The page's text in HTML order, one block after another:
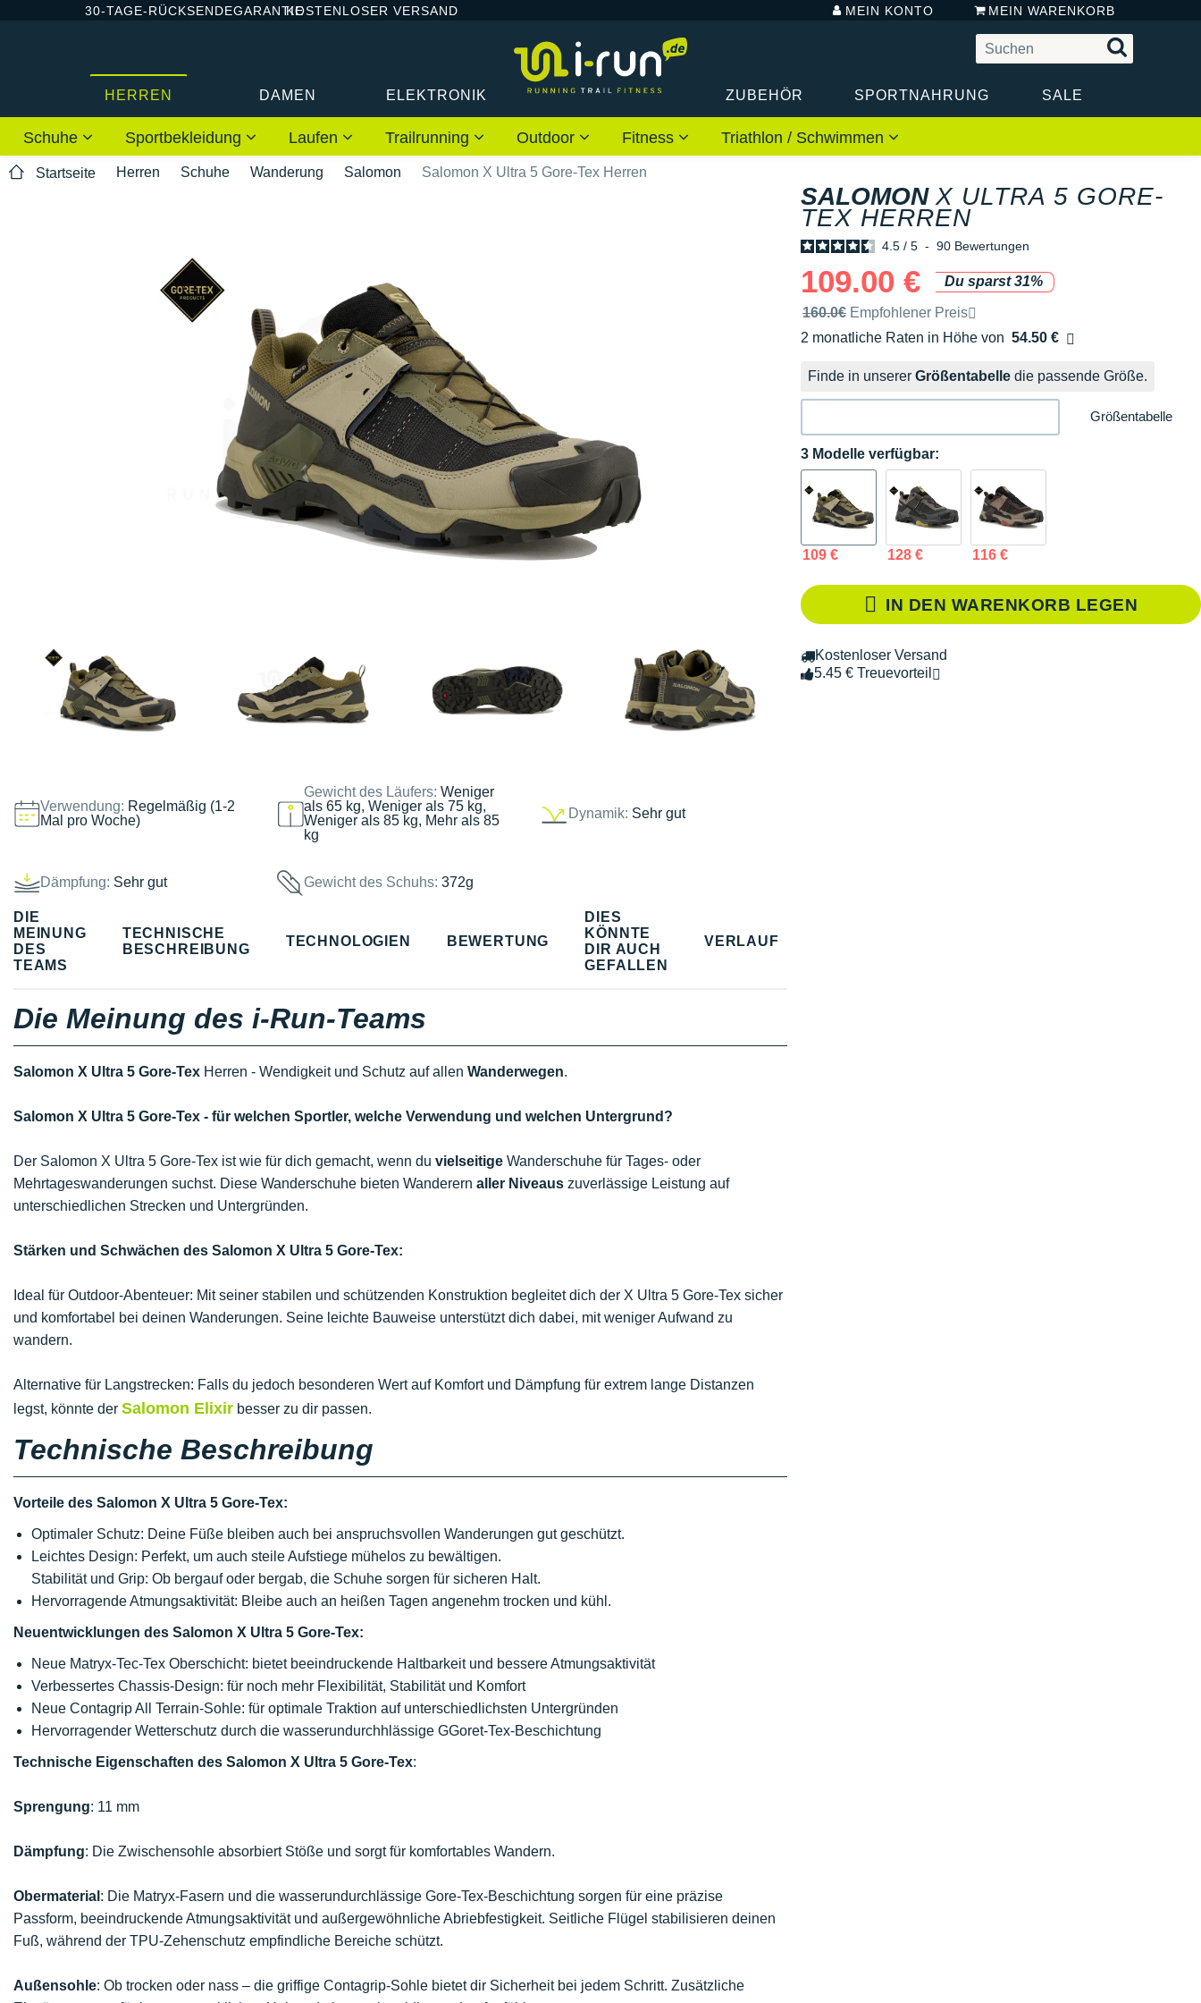
30-TAGE-RÜCKSENDEGARANTIEKOSTENLOSER VERSAND MEIN KONTO MEIN WARENKORB
HERREN DAMEN ELEKTRONIK ZUBEHÖR SPORTNAHRUNG SALE
Schuhe Sportbekleidung Laufen Trailrunning Outdoor Fitness Triathlon / Schwimmen
Startseite Herren Schuhe Wanderung Salomon Salomon X Ultra 5 Gore-Tex Herren
Verwendung: Regelmäßig (1-2
Mal pro Woche)
Gewicht des Läufers:Weniger
als 65 kg, Weniger als 75 kg,
Weniger als 85 kg, Mehr als 85
kg
Dynamik: Sehr gut
Dämpfung: Sehr gut Gewicht des Schuhs:372g
SALOMON X ULTRA 5 GORE-
TEX HERREN
4.5 / 5 - 90 Bewertungen
109.00 €
Du sparst 31%
Unverbindliche Preisempfehlung der Marke
160.0€ Empfohlener Preis
2 monatliche Raten in Höhe von 54.50 €
Ohne Zusatzkosten
Finde in unserer Größentabelle die passende Größe.
Größentabelle
3 Modelle verfügbar:
109 € 128 € 116 €
IN DEN WARENKORB LEGEN
Kostenloser Versand
5.45 € Treuevorteil
DIE
MEINUNG
DES
TEAMS
TECHNISCHE
BESCHREIBUNG
TECHNOLOGIEN BEWERTUNG
DIES
KÖNNTE
DIR AUCH
GEFALLEN
VERLAUF
Die Meinung des i-Run-Teams
Salomon X Ultra 5 Gore-Tex Herren - Wendigkeit und Schutz auf allen Wanderwegen.
Salomon X Ultra 5 Gore-Tex - für welchen Sportler, welche Verwendung und welchen Untergrund?
Der Salomon X Ultra 5 Gore-Tex ist wie für dich gemacht, wenn du vielseitige Wanderschuhe für Tages- oder
Mehrtageswanderungen suchst. Diese Wanderschuhe bieten Wanderern aller Niveaus zuverlässige Leistung auf
unterschiedlichen Strecken und Untergründen.
Stärken und Schwächen des Salomon X Ultra 5 Gore-Tex:
Ideal für Outdoor-Abenteuer: Mit seiner stabilen und schützenden Konstruktion begleitet dich der X Ultra 5 Gore-Tex sicher
und komfortabel bei deinen Wanderungen. Seine leichte Bauweise unterstützt dich dabei, mit weniger Aufwand zu
wandern.
Alternative für Langstrecken: Falls du jedoch besonderen Wert auf Komfort und Dämpfung für extrem lange Distanzen
legst, könnte der Salomon Elixir besser zu dir passen.
Technische Beschreibung
Vorteile des Salomon X Ultra 5 Gore-Tex:
Optimaler Schutz: Deine Füße bleiben auch bei anspruchsvollen Wanderungen gut geschützt.
Leichtes Design: Perfekt, um auch steile Aufstiege mühelos zu bewältigen.
Stabilität und Grip: Ob bergauf oder bergab, die Schuhe sorgen für sicheren Halt.
Hervorragende Atmungsaktivität: Bleibe auch an heißen Tagen angenehm trocken und kühl.
Neuentwicklungen des Salomon X Ultra 5 Gore-Tex:
Neue Matryx-Tec-Tex Oberschicht: bietet beeindruckende Haltbarkeit und bessere Atmungsaktivität
Verbessertes Chassis-Design: für noch mehr Flexibilität, Stabilität und Komfort
Neue Contagrip All Terrain-Sohle: für optimale Traktion auf unterschiedlichsten Untergründen
Hervorragender Wetterschutz durch die wasserundurchhlässige GGoret-Tex-Beschichtung
Technische Eigenschaften des Salomon X Ultra 5 Gore-Tex:
Sprengung: 11 mm
Dämpfung: Die Zwischensohle absorbiert Stöße und sorgt für komfortables Wandern.
Obermaterial : Die Matryx-Fasern und die wasserundurchlässige Gore-Tex-Beschichtung sorgen für eine präzise
Passform, beeindruckende Atmungsaktivität und außergewöhnliche Abriebfestigkeit. Seitliche Flügel stabilisieren deinen
Fuß, während der TPU-Zehenschutz empfindliche Bereiche schützt.
Außensohle: Ob trocken oder nass – die griffige Contagrip-Sohle bietet dir Sicherheit bei jedem Schritt. Zusätzliche